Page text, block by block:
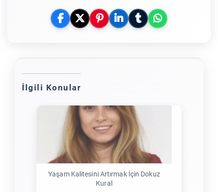
İlgili Konular
Yaşam Kalitesini Artırmak İçin Dokuz
Kural